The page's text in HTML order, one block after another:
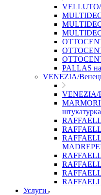
VELLUTO/
PALLAS
VENEZIA/
VENEZIA/
штукатурка
Услуги